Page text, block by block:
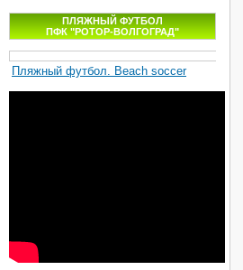
ПЛЯЖНЫЙ ФУТБОЛ
ПФК "РОТОР-ВОЛГОГРАД"
Пляжный футбол. Beach soccer